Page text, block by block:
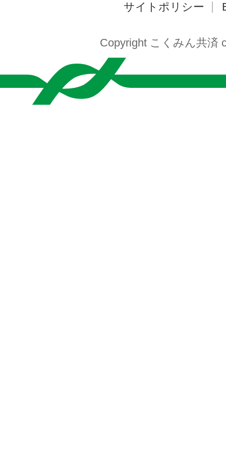
サイトポリシー
Copyright こくみん共済